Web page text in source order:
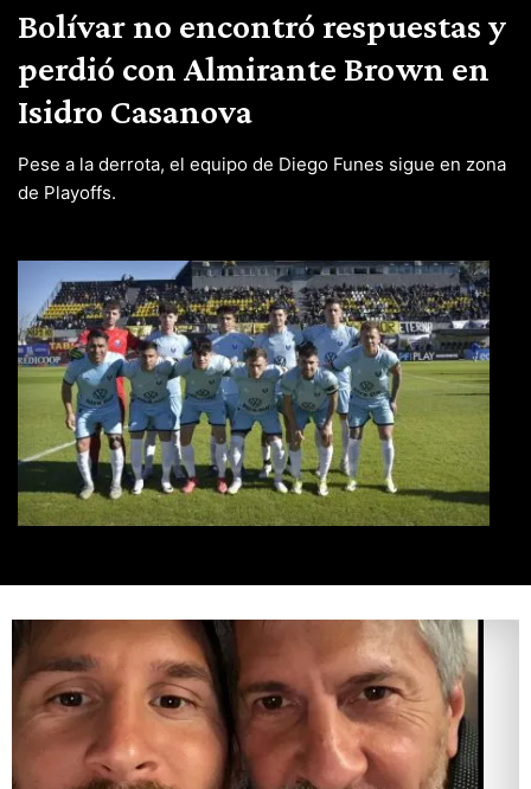
Bolívar no encontró respuestas y
perdió con Almirante Brown en
Isidro Casanova
Pese a la derrota, el equipo de Diego Funes sigue en zona
de Playoffs.